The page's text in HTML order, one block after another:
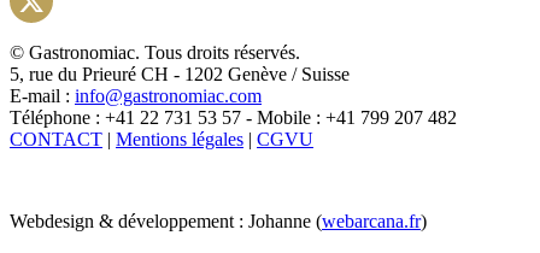
X
© Gastronomiac. Tous droits réservés.
5, rue du Prieuré CH - 1202 Genève / Suisse
E-mail : info@gastronomiac.com
Téléphone : +41 22 731 53 57 - Mobile : +41 799 207 482
CONTACT | Mentions légales | CGVU
Webdesign & développement : Johanne (webarcana.fr)